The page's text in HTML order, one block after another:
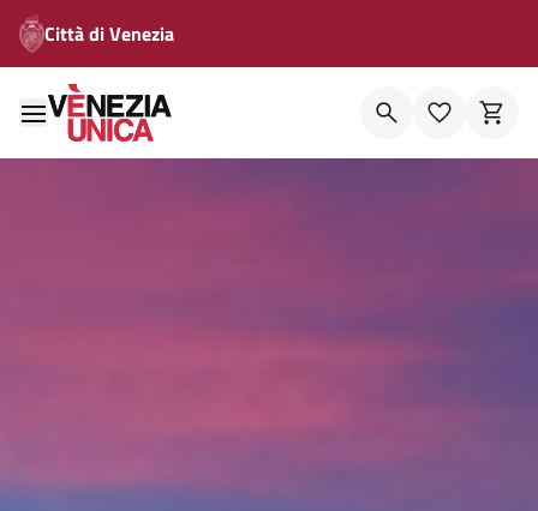
Città di Venezia